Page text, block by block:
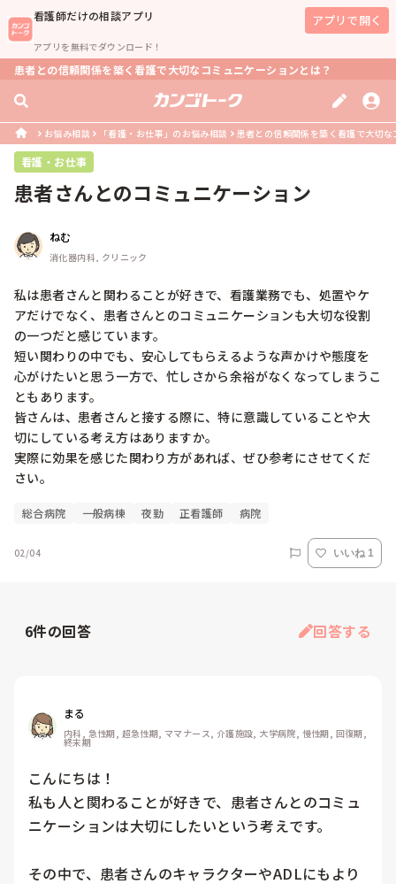
看護師だけの相談アプリ
アプリを無料でダウンロード！
アプリで開く
患者との信頼関係を築く看護で大切なコミュニケーションとは？
お悩み相談 「看護・お仕事」のお悩み相談 患者との信頼関係を築く看護で大切
看護・お仕事
患者さんとのコミュニケーション
ねむ
消化器内科, クリニック
私は患者さんと関わることが好きで、看護業務でも、処置やケ
アだけでなく、患者さんとのコミュニケーションも大切な役割
の一つだと感じています。
短い関わりの中でも、安心してもらえるような声かけや態度を
心がけたいと思う一方で、忙しさから余裕がなくなってしまうこ
ともあります。
皆さんは、患者さんと接する際に、特に意識していることや大
切にしている考え方はありますか。
実際に効果を感じた関わり方があれば、ぜひ参考にさせてくだ
さい。
総合病院 一般病棟 夜勤 正看護師 病院
02/04 いいね 1
6件の回答 回答する
まる
内科, 急性期, 超急性期, ママナース, 介護施設, 大学病院, 慢性期, 回復期,
終末期
こんにちは！
私も人と関わることが好きで、患者さんとのコミュ
ニケーションは大切にしたいという考えです。
その中で、患者さんのキャラクターやADLにもより